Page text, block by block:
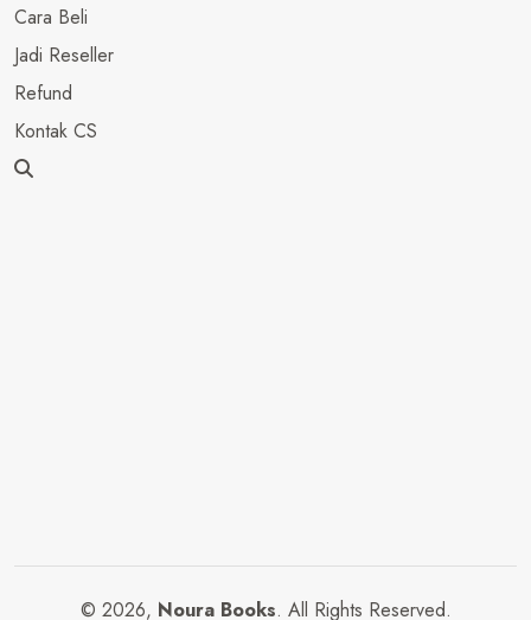
Cara Beli
Jadi Reseller
Refund
Kontak CS
© 2026, Noura Books. All Rights Reserved.